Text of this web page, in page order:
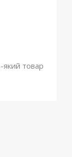
який товар